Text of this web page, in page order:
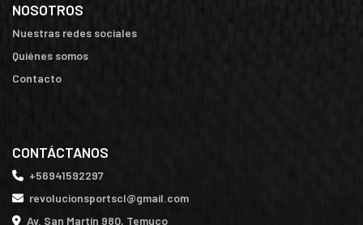
NOSOTROS
Nuestras redes sociales
Quiénes somos
Contacto
CONTÁCTANOS
+56941592297
revolucionsportscl@gmail.com
Av. San Martín 980, Temuco